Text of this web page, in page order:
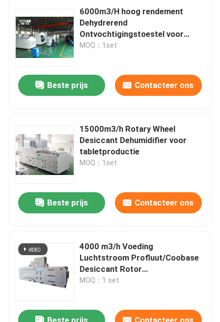
Huis
Ongeveer ons
6000m3/H hoog rendement
Dehydrerend
Ontvochtigingstoestel voor
Farmaceutische Industrie
MOQ：1set
Beste prijs Contacteer ons
15000m3/h Rotary Wheel
Desiccant Dehumidifier voor
tabletproductie
MOQ：1set
Beste prijs Contacteer ons
4000 m3/h Voeding
Luchtstroom Profluut/Coobase
Desiccant Rotor
Farmaceutische
MOQ：1 set
Beste prijs Contacteer ons